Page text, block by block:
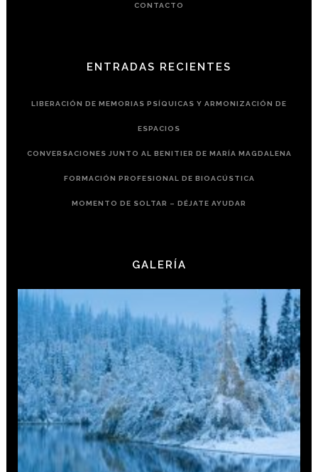
CONTACTO
ENTRADAS RECIENTES
LIBERACIÓN DE MEMORIAS PSÍQUICAS Y ARMONIZACIÓN DE
ESPACIOS
CONVERSACIONES JUNTO AL BENITIER DE MARÍA MAGDALENA
FORMACIÓN PROFESIONAL DE BIOACÚSTICA
MOMENTO DE SOLTAR – DÉJATE AYUDAR
GALERÍA